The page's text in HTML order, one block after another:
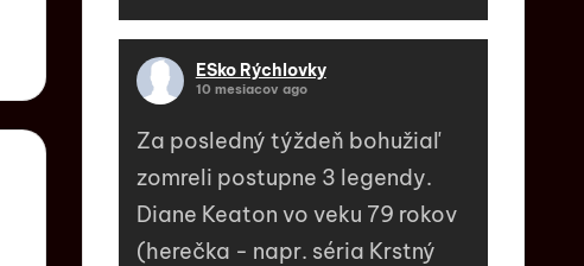
ESko Rýchlovky
10 mesiacov ago
Za posledný týždeň bohužiaľ
zomreli postupne 3 legendy.
Diane Keaton vo veku 79 rokov
(herečka - napr. séria Krstný